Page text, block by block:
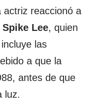
actriz reaccionó a
Spike Lee, quien
las
a que la
antes de que
luz.